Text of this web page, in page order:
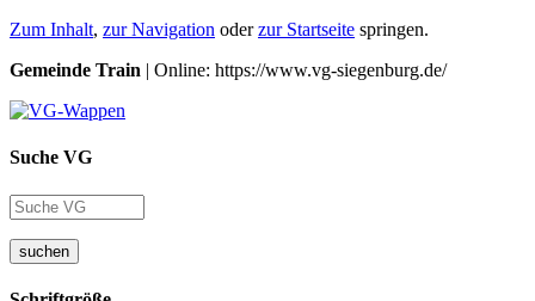
Zum Inhalt, zur Navigation oderzur Startseite springen.
Gemeinde Train | Online: https://www.vg-siegenburg.de/
Suche VG
suchen